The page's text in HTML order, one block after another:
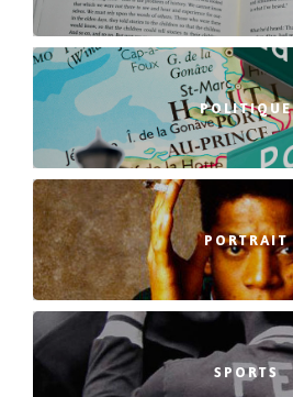
POLITIQUE
PORTRAIT
SPORTS